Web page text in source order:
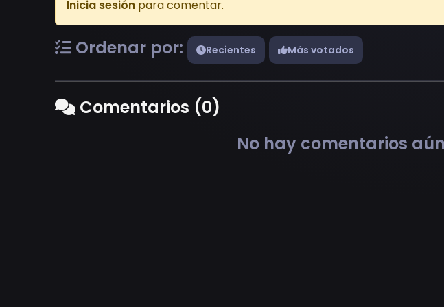
Inicia sesión para comentar.
Ordenar por: Recientes Más votados
Comentarios (0)
No hay comentarios